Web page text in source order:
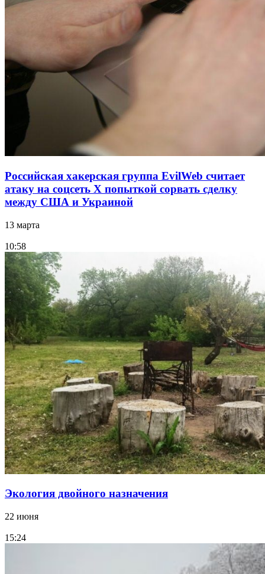
Российская хакерская группа EvilWeb считает
атаку на соцсеть Х попыткой сорвать сделку
между США и Украиной
13 марта
10:58
Экология двойного назначения
22 июня
15:24